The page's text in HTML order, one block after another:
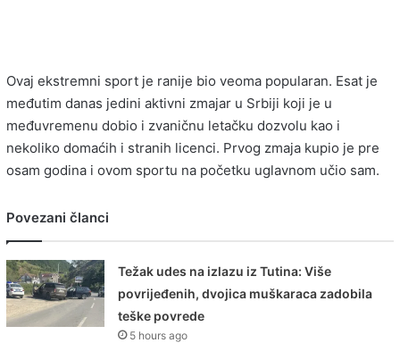
Ovaj ekstremni sport je ranije bio veoma popularan. Esat je
međutim danas jedini aktivni zmajar u Srbiji koji je u
međuvremenu dobio i zvaničnu letačku dozvolu kao i
nekoliko domaćih i stranih licenci. Prvog zmaja kupio je pre
osam godina i ovom sportu na početku uglavnom učio sam.
Povezani članci
Težak udes na izlazu iz Tutina: Više
povrijeđenih, dvojica muškaraca zadobila
teške povrede
5 hours ago